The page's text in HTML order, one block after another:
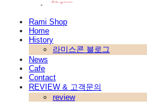
Rami Shop
Home
History
라미스콘 블로그
News
Cafe
Contact
REVIEW & 고객문의
review